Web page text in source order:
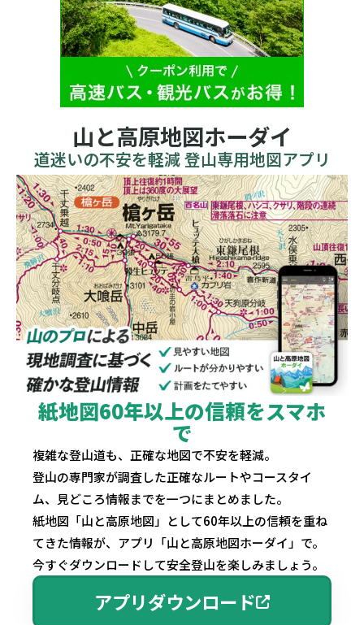
山と高原地図ホーダイ
道迷いの不安を軽減 登山専用地図アプリ
紙地図60年以上の信頼をスマホ
で
複雑な登山道も、正確な地図で不安を軽減。
登山の専門家が調査した正確なルートやコースタイ
ム、見どころ情報までを一つにまとめました。
紙地図「山と高原地図」として60年以上の信頼を重ね
てきた情報が、アプリ「山と高原地図ホーダイ」で。
今すぐダウンロードして安全登山を楽しみましょう。
アプリダウンロード